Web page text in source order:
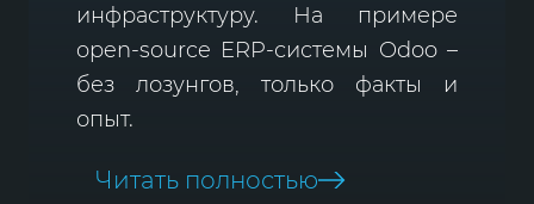
инфраструктуру. На примере
open-source ERP-системы Odoo –
без лозунгов, только факты и
опыт.
Читать полностью